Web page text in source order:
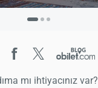
mı ihtiyacınız var?